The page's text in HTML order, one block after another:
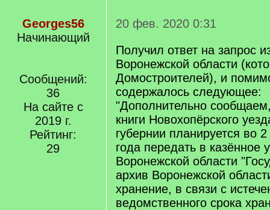
Georges56
Начинающий
Сообщений:
36
На сайте с
2019 г.
Рейтинг:
29
20 фев. 2020 0:31
Получил ответ на запрос
Воронежской области
Домостроителей), и
содержалось следующее:
"Дополнительно
книги Новохопёрского
губернии планируется во
года передать в казённое
Воронежской области
архив Воронежской
хранение, в связи с
ведомственного срока